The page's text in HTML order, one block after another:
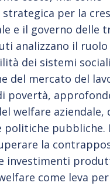
per la
e il governo delle
analizzano il ruolo
dei sistemi
del mercato del
povertà,
welfare aziendale,
politiche pubbliche.
la
investimenti
come leva